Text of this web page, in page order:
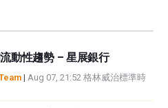
動性趨勢 – 星展銀行
| Aug 07, 21:52 格林威治標準時